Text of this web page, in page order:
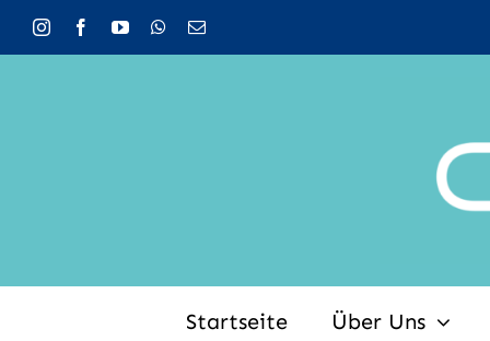
Zum
Inhalt
Startseite Über Uns